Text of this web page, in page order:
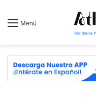
Menú